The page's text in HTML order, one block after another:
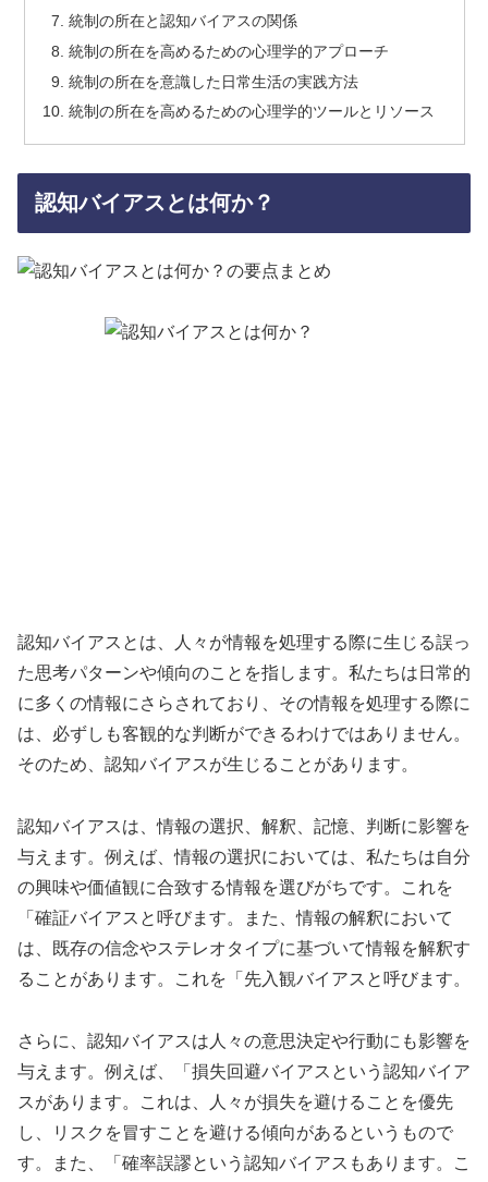
統制の所在と認知バイアスの関係
統制の所在を高めるための心理学的アプローチ
統制の所在を意識した日常生活の実践方法
統制の所在を高めるための心理学的ツールとリソース
認知バイアスとは何か？
認知バイアスとは、人々が情報を処理する際に生じる誤っ
た思考パターンや傾向のことを指します。私たちは日常的
に多くの情報にさらされており、その情報を処理する際に
は、必ずしも客観的な判断ができるわけではありません。
そのため、認知バイアスが生じることがあります。
認知バイアスは、情報の選択、解釈、記憶、判断に影響を
与えます。例えば、情報の選択においては、私たちは自分
の興味や価値観に合致する情報を選びがちです。これを
「確証バイアスと呼びます。また、情報の解釈において
は、既存の信念やステレオタイプに基づいて情報を解釈す
ることがあります。これを「先入観バイアスと呼びます。
さらに、認知バイアスは人々の意思決定や行動にも影響を
与えます。例えば、「損失回避バイアスという認知バイア
スがあります。これは、人々が損失を避けることを優先
し、リスクを冒すことを避ける傾向があるというもので
す。また、「確率誤謬という認知バイアスもあります。こ